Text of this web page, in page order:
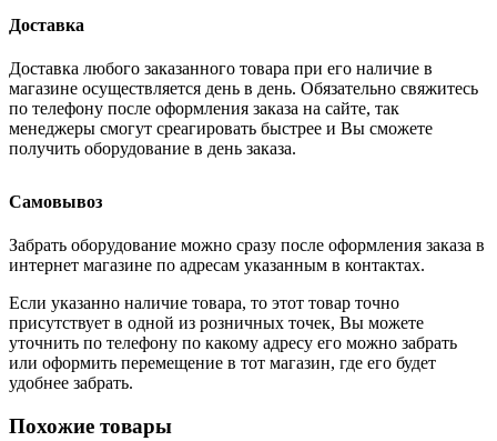
Доставка
Доставка любого заказанного товара при его наличие в
магазине осуществляется день в день. Обязательно свяжитесь
по телефону после оформления заказа на сайте, так
менеджеры смогут среагировать быстрее и Вы сможете
получить оборудование в день заказа.
Самовывоз
Забрать оборудование можно сразу после оформления заказа в
интернет магазине по адресам указанным в контактах.
Если указанно наличие товара, то этот товар точно
присутствует в одной из розничных точек, Вы можете
уточнить по телефону по какому адресу его можно забрать
или оформить перемещение в тот магазин, где его будет
удобнее забрать.
Похожие товары